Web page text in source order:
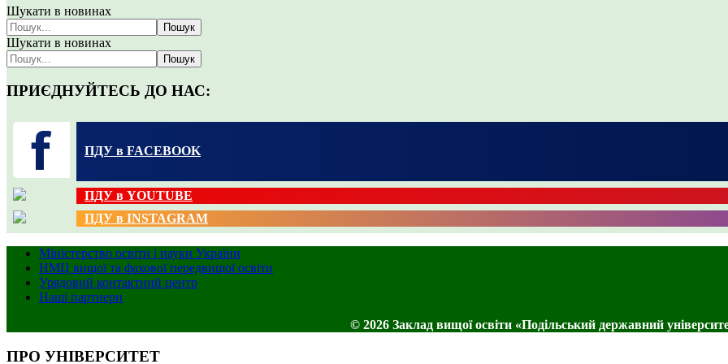
Шукати в новинах
Пошук
Шукати в новинах
Пошук
ПРИЄДНУЙТЕСЬ ДО НАС:
ПДУ в FACEBOOK
ПДУ в YOUTUBE
ПДУ в INSTAGRAM
Міністерство освіти і науки України
НМЦ вищої та фахової передвищої освіти
Урядовий контактний центр
Наші партнери
© 2026 Заклад вищої освіти «Подільський державний
ПРО УНІВЕРСИТЕТ